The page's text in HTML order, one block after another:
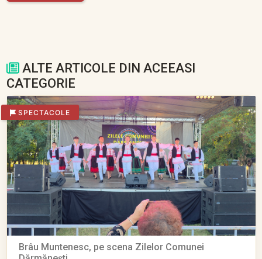
ALTE ARTICOLE DIN ACEEASI
CATEGORIE
SPECTACOLE
Brâu Muntenesc, pe scena Zilelor Comunei